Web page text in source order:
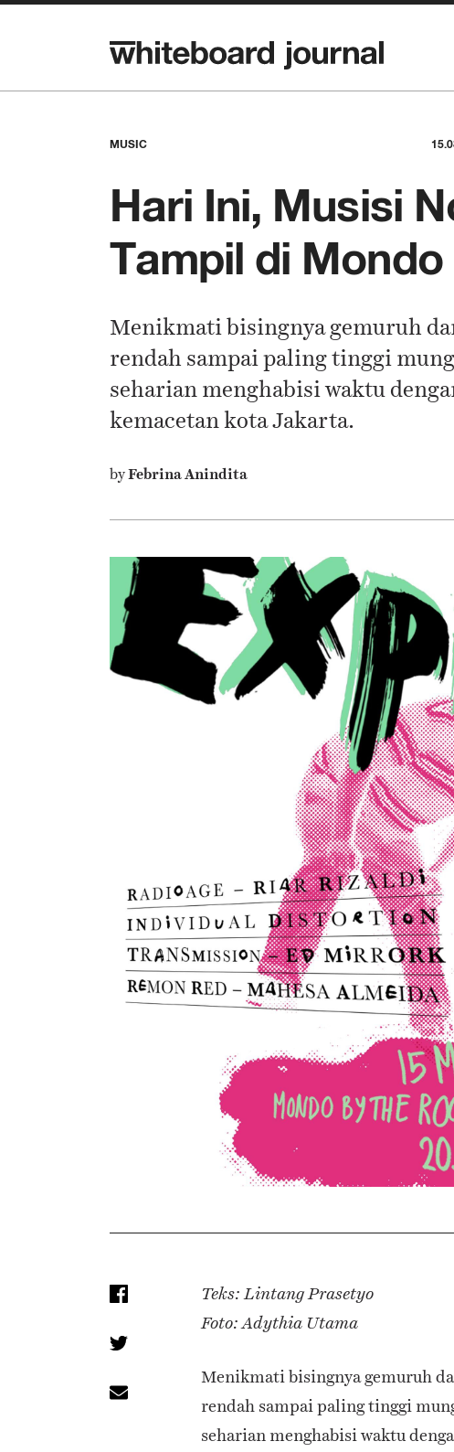
MUSIC
Hari Ini, Musisi
Tampil di Mondo
Menikmati bisingnya gemuruh
rendah sampai paling tinggi
seharian menghabisi waktu
kemacetan kota Jakarta.
byFebrina Anindita
Teks: Lintang Prasetyo
Foto: Adythia Utama
Menikmati bisingnya gemuruh
rendah sampai paling tinggi
seharian menghabisi waktu